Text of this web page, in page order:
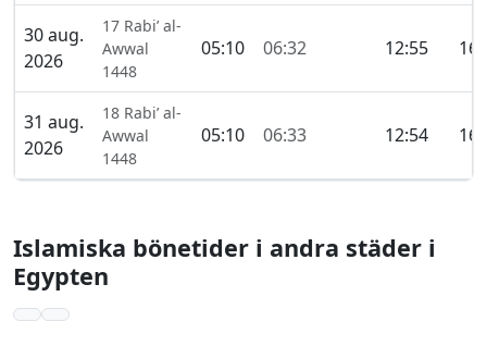
30 aug.
2026
17 Rabi’ al-
Awwal
1448
05:10 06:32 12:55
31 aug.
2026
18 Rabi’ al-
Awwal
1448
05:10 06:33 12:54
Islamiska bönetider i andra städer i
Egypten